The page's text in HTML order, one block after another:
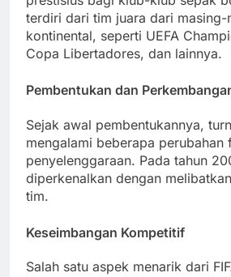
terdiri dari tim juara dari masing-
kontinental, seperti UEFA
Copa Libertadores, dan lainnya.
Pembentukan dan
Sejak awal pembentukannya,
mengalami beberapa perubahan
penyelenggaraan. Pada tahun
diperkenalkan dengan
tim.
Keseimbangan Kompetitif
Salah satu aspek menarik dari